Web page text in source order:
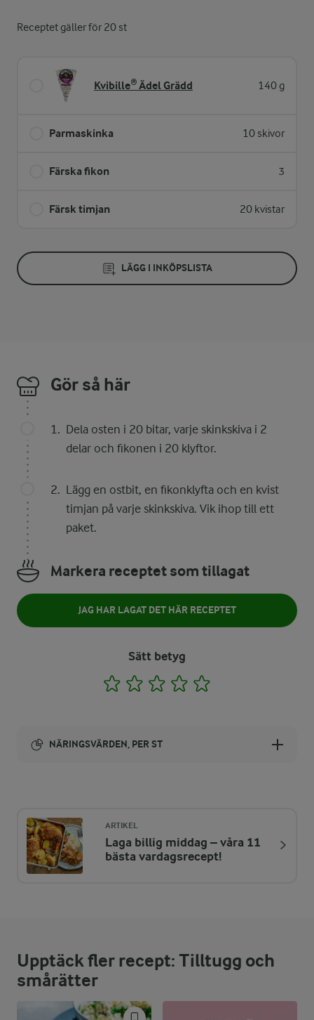
Receptet gäller för 20 st
Kvibille® Ädel Grädd 140 g
Parmaskinka 10 skivor
Färska fikon 3
Färsk timjan 20 kvistar
LÄGG I INKÖPSLISTA
Gör så här
Dela osten i 20 bitar, varje skinkskiva i 2
delar och fikonen i 20 klyftor.
Lägg en ostbit, en fikonklyfta och en kvist
timjan på varje skinkskiva. Vik ihop till ett
paket.
Markera receptet som tillagat
JAG HAR LAGAT DET HÄR RECEPTET
Sätt betyg
1 2 3 4
NÄRINGSVÄRDEN, PER ST
ENERGIDISTRIBUTION %
NÄRINGSVÄRDEN PER ST
Fett:
61,7 %
3,4 g
Kolhydrater:
8,3 %
1 g
ARTIKEL
Laga billig middag – våra 11
bästa vardagsrecept!
Upptäck fler recept: Tilltugg och
smårätter